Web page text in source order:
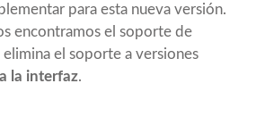
para esta nueva versión.
encontramos el soporte de
el soporte a versiones
la interfaz.